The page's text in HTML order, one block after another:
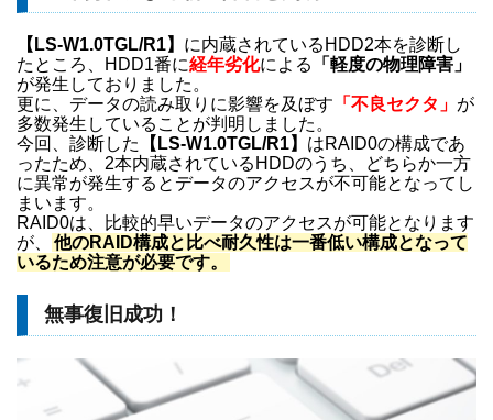
【LS-W1.0TGL/R1】 に内蔵されているHDD2本を診断し
たところ、HDD1番に経年劣化による
「軽度の物理障害」
が発生しておりました。
更に、データの読み取りに影響を及ぼす 「不良セクタ」 が
多数発生していることが判明しました。
今回、診断した
【LS-W1.0TGL/R1】 はRAID0の構成であ
ったため、2本内蔵されているHDDのうち、どちらか一方
に異常が発生するとデータのアクセスが不可能となってし
まいます。
RAID0は、比較的早いデータのアクセスが可能となります
が、
他のRAID構成と比べ耐久性は一番低い構成となって
いるため注意が必要です。
無事復旧成功！